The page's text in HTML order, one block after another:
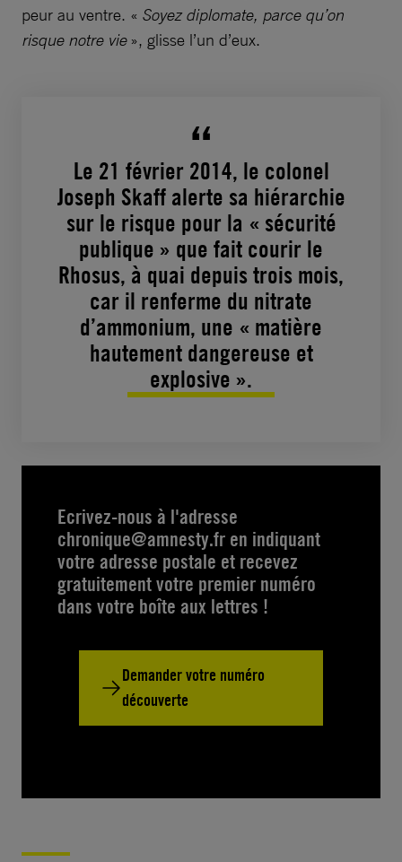
peur au ventre. « Soyez diplomate, parce qu’on
risque notre vie », glisse l’un d’eux.
Le 21 février 2014, le colonel
Joseph Skaff alerte sa hiérarchie
sur le risque pour la « sécurité
publique » que fait courir le
Rhosus, à quai depuis trois mois,
car il renferme du nitrate
d’ammonium, une « matière
hautement dangereuse et
explosive ».
Ecrivez-nous à l'adresse
chronique@amnesty.fr en indiquant
votre adresse postale et recevez
gratuitement votre premier numéro
dans votre boîte aux lettres !
Demander votre numéro
découverte